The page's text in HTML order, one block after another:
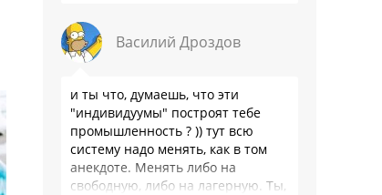
Или только две крайности? Хватит
…
Василий Дроздов
и ты что, думаешь, что эти
"индивидуумы" построят тебе
промышленность ? )) тут всю
систему надо менять, как в том
анекдоте. Менять либо на
свободную, либо на лагерную. Ты,